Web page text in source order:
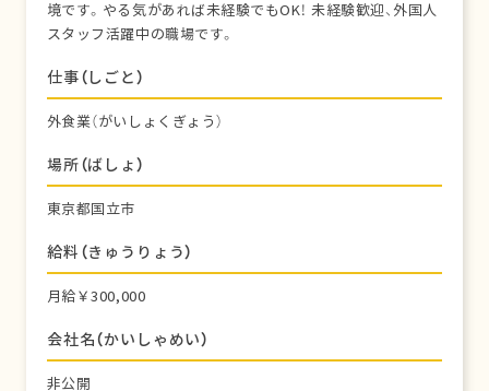
境です。やる気があれば未経験でもOK！ 未経験歓迎、外国人
スタッフ活躍中の職場です。
仕事（しごと）
外食業（がいしょくぎょう）
場所（ばしょ）
東京都国立市
給料（きゅうりょう）
月給￥300,000
会社名（かいしゃめい）
非公開